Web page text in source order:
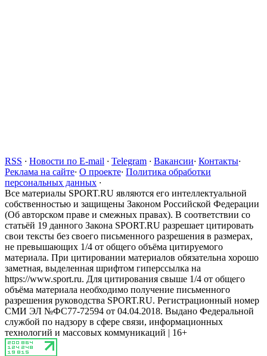
RSS · Новости по E-mail · Telegram · Вакансии· Контакты·
Реклама на сайте· О проекте· Политика обработки
персональных данных ·
Все материалы SPORT.RU являются его интеллектуальной
собственностью и защищены Законом Российской Федерации
(Об авторском праве и смежных правах). В соответствии со
статьёй 19 данного Закона SPORT.RU разрешает цитировать
свои тексты без своего письменного разрешения в размерах,
не превышающих 1/4 от общего объёма цитируемого
материала. При цитировании материалов обязательна хорошо
заметная, выделенная шрифтом гиперссылка на
https://www.sport.ru. Для цитирования свыше 1/4 от общего
объёма материала необходимо получение письменного
разрешения руководства SPORT.RU. Регистрационный номер
СМИ ЭЛ №ФС77-72594 от 04.04.2018. Выдано Федеральной
службой по надзору в сфере связи, информационных
технологий и массовых коммуникаций | 16+